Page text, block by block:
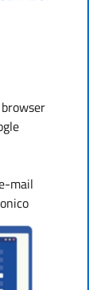
mail